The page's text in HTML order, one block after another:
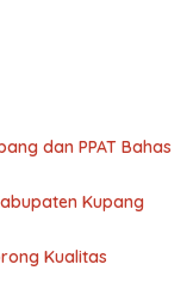
dan PPAT Bahas
Kupang
Kualitas